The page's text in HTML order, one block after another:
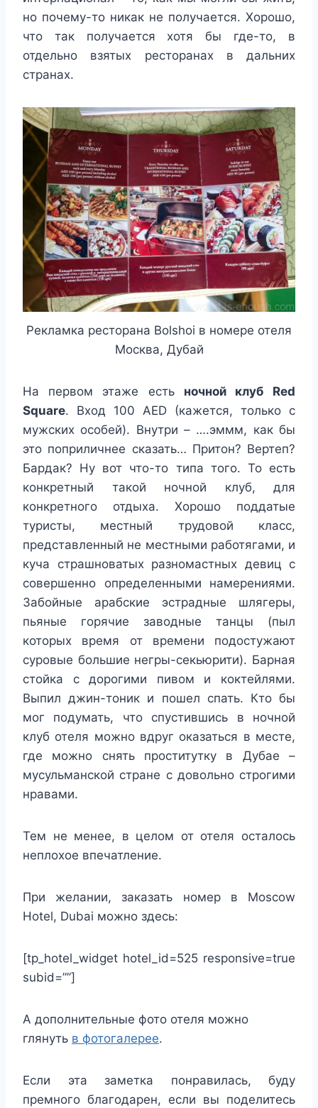
но почему-то никак не получается. Хорошо,
что так получается хотя бы где-то, в
отдельно взятых ресторанах в дальних
странах.
Рекламка ресторана Bolshoi в номере отеля
Москва, Дубай
На первом этаже есть ночной клуб
Red
Square. Вход 100 AED (кажется, только с
мужских особей). Внутри – ….эммм, как бы
это поприличнее сказать… Притон? Вертеп?
Бардак? Ну вот что-то типа того. То есть
конкретный такой ночной клуб, для
конкретного отдыха. Хорошо поддатые
туристы, местный трудовой класс,
представленный не местными работягами, и
куча страшноватых разномастных девиц с
совершенно определенными намерениями.
Забойные арабские эстрадные шлягеры,
пьяные горячие заводные танцы (пыл
которых время от времени подостужают
суровые большие негры-секьюрити). Барная
стойка с дорогими пивом и коктейлями.
Выпил джин-тоник и пошел спать. Кто бы
мог подумать, что спустившись в ночной
клуб отеля можно вдруг оказаться в месте,
где можно снять проститутку в Дубае –
мусульманской стране с довольно строгими
нравами.
Тем не менее, в целом от отеля осталось
неплохое впечатление.
При желании, заказать номер в Moscow
Hotel, Dubai можно здесь:
[tp_hotel_widget hotel_id=525 responsive=true
subid=””]
А дополнительные фото отеля можно
глянуть в фотогалерее.
Если эта заметка понравилась, буду
премного благодарен, если вы поделитесь